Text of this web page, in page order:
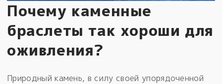
Почему каменные
браслеты так хороши для
оживления?
Природный камень, в силу своей упорядоченной